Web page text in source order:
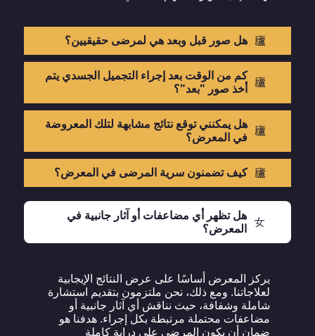
هل صور قبل وبعد هي لمرضى حقيقيين؟
كم من الوقت بعد إجراء التجميل الجسدي يتم
أخذ صور "بعد"؟
هل يمكنني توقع نتائج مشابهة لتلك المعروضة
في المعرض؟
كيف تضمنون سرية المرضى في المعرض؟
هل تظهر أي مضاعفات أو آثار جانبية في
المعرض؟
يركز المعرض أساسًا على عرض النتائج الإيجابية
لعلاجاتنا. ومع ذلك، نحن ملتزمون بتقديم استشارة
شاملة وشفافة، حيث نناقش أي آثار جانبية أو
مضاعفات محتملة مرتبطة بكل إجراء. هدفنا هو
ضمان أن يكون المرضى على دراية كاملة